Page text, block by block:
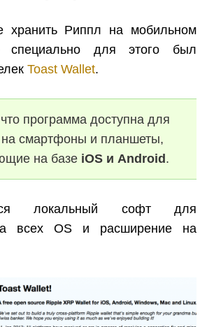
хранить Риппл на мобильном
специально для этого был
Toast Wallet.
программа доступна для
на смартфоны и планшеты,
на базе iOS и Android.
локальный софт для
всех OS и расширение на